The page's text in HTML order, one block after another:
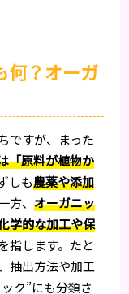
何？オーガ
ですが、まった
「原料が植物か
しも農薬や添加
方、オーガニッ
学的な加工や保
指します。たと
抽出方法や加工
ク”にも分類さ